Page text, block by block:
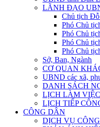
LÃNH ĐẠO
Chủ tịch
Phó Chủ
Phó Chủ
Phó Chủ
Phó Chủ
Sở, Ban, Ngành
CƠ QUAN
UBND các xã,
DANH SÁCH
LỊCH LÀM VIỆC
LỊCH TIẾP
CÔNG DÂN
DỊCH VỤ